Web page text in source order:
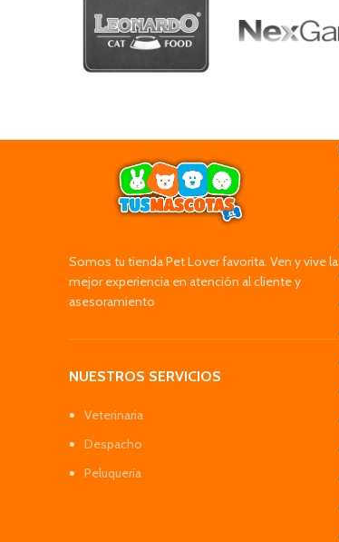
Somos tu tienda Pet Lover favorita. Ven y vive la
mejor experiencia en atención al cliente y
asesoramiento
NUESTROS SERVICIOS
Veterinaria
Despacho
Peluquería